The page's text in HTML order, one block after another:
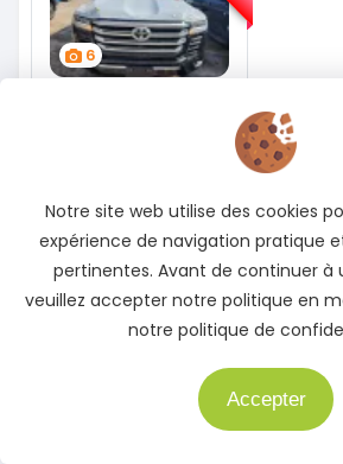
6
Abidjan (Cocody)
PRO
Posté il y a 5 jours
105 000 000
Notre site web utilise des cookies
expérience de navigation pratique
pertinentes. Avant de continuer à
veuillez accepter notre politique en
notre politique de
Accepter